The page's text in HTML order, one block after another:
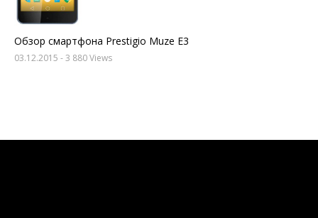
Обзор смартфона Prestigio Muze E3
03.12.2015 - 3 880 Views